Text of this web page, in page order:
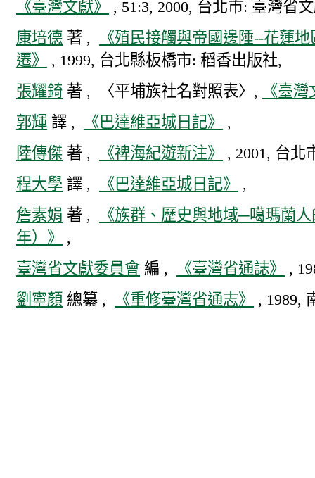
《臺灣文獻》
, 51:3, 2000, 台北市: 臺灣省
康培德 著 ,
《殖民接觸與帝國邊陲--花蓮
遷》
, 1999, 台北縣板橋市: 稻香出版社,
張耀錡 著 , 〈平埔族社名對照表〉,
《臺
郭輝 譯 , 《巴達維亞城日記》
,
陸傳傑 著 , 《裨海紀遊新注》
, 2001, 台北
程大學 譯 , 《巴達維亞城日記》
,
詹素娟 著 ,
《族群、歷史與地域─噶瑪蘭
年）》
,
臺灣省文獻委員會 編 , 《臺灣省通誌》
,
劉寧顏 總纂 , 《重修臺灣省通志》 , 1989,